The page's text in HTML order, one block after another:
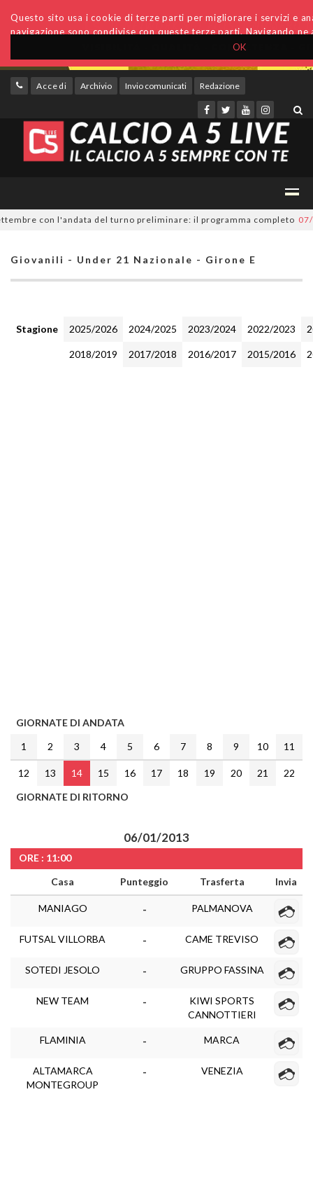
OK
Questo sito usa i cookie di terze parti per migliorare i servizi e
navigazione sono condivise con queste terze parti. Navigando
Accedi Archivio Invio comunicati Redazione
con l'andata del turno preliminare: il programma completo 07/08/
Giovanili - Under 21 Nazionale - Girone E
Stagione 2025/2026 2024/2025 2023/2024 2022/2023
2018/2019 2017/2018 2016/2017 2015/2016
GIORNATE DI ANDATA
1
2 3 4 5 6 7 8 9 10 11
12 13 14 15 16 17 18 19 20 21
22
GIORNATE DI RITORNO
06/01/2013
ORE : 11:00
Casa
Punteggio Trasferta Invia
MANIAGO - PALMANOVA
FUTSAL VILLORBA - CAME TREVISO
SOTEDI JESOLO - GRUPPO FASSINA
NEW TEAM -
KIWI SPORTS
CANNOTTIERI
FLAMINIA - MARCA
ALTAMARCA
MONTEGROUP
- VENEZIA